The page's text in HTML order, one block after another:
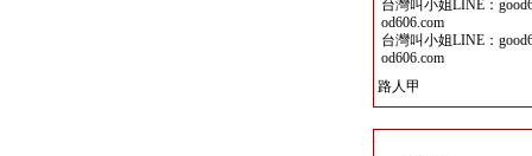
台灣叫小姐LINE：
od606.com
台灣叫小姐LINE：
od606.com
路人甲